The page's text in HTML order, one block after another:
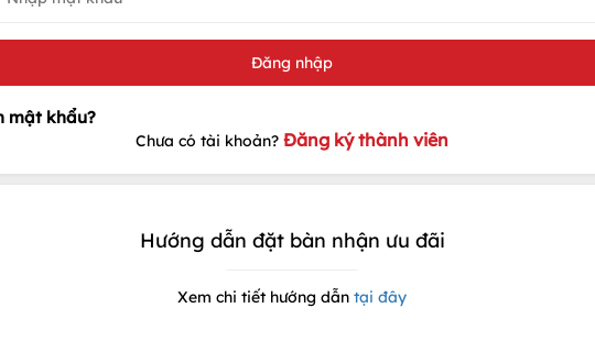
Chưa có tài khoản? Đăng ký thành viên
Hướng dẫn đặt bàn nhận ưu đãi
Xem chi tiết hướng dẫn tại đây